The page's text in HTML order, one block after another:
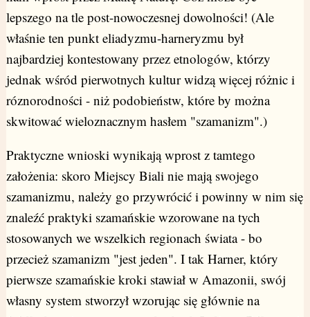
lepszego na tle post-nowoczesnej dowolności! (Ale
właśnie ten punkt eliadyzmu-harneryzmu był
najbardziej kontestowany przez etnologów, którzy
jednak wśród pierwotnych kultur widzą więcej różnic i
róznorodności - niż podobieństw, które by można
skwitować wieloznacznym hasłem "szamanizm".)
Praktyczne wnioski wynikają wprost z tamtego
założenia: skoro Miejscy Biali nie mają swojego
szamanizmu, należy go przywrócić i powinny w nim się
znaleźć praktyki szamańskie wzorowane na tych
stosowanych we wszelkich regionach świata - bo
przecież szamanizm "jest jeden". I tak Harner, który
pierwsze szamańskie kroki stawiał w Amazonii, swój
własny system stworzył wzorując się głównie na